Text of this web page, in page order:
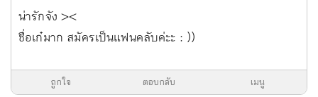
น่ารักจัง ><
ชื่อเก๋มาก สมัครเป็นแฟนคลับค่ะะ : ))
ถูกใจ ตอบกลับ เมนู